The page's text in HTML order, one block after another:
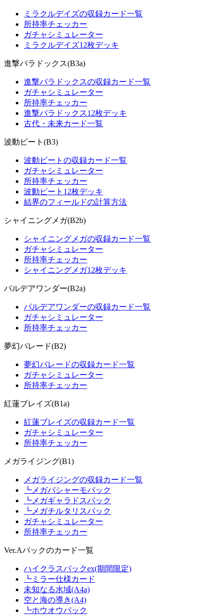
ミラクルデイズの収録カード一覧
所持率チェッカー
ガチャシミュレーター
ミラクルデイズ12枚デッキ
進撃パラドックス(B3a)
進撃パラドックスの収録カード一覧
ガチャシミュレーター
所持率チェッカー
進撃パラドックス12枚デッキ
古代・未来カード一覧
波動ビート(B3)
波動ビートの収録カード一覧
ガチャシミュレーター
所持率チェッカー
波動ビート12枚デッキ
結界のフィールドの計算方法
シャイニングメガ(B2b)
シャイニングメガの収録カード一覧
ガチャシミュレーター
所持率チェッカー
シャイニングメガ12枚デッキ
パルデアワンダー(B2a)
パルデアワンダーの収録カード一覧
ガチャシミュレーター
所持率チェッカー
夢幻パレード(B2)
夢幻パレードの収録カード一覧
ガチャシミュレーター
所持率チェッカー
紅蓮ブレイズ(B1a)
紅蓮ブレイズの収録カード一覧
ガチャシミュレーター
所持率チェッカー
メガライジング(B1)
メガライジングの収録カード一覧
┗メガバシャーモパック
┗メガギャラドスパック
┗メガチルタリスパック
ガチャシミュレーター
所持率チェッカー
Ver.Aパックのカード一覧
ハイクラスパックex(期間限定)
┗ミラー仕様カード
未知なる水域(A4a)
空と海の導き(A4)
┗ホウオウパック